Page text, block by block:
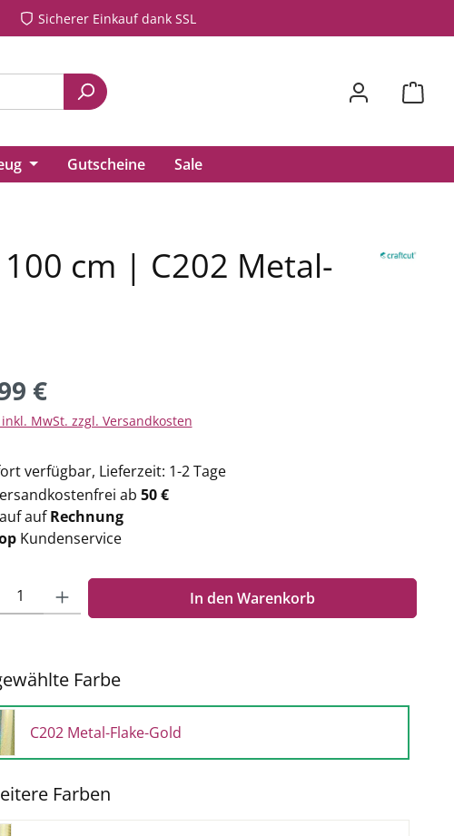
Sicherer Einkauf dank SSL
Gutscheine Sale
cm | C202 Metal-
€
MwSt. zzgl. Versandkosten
verfügbar, Lieferzeit: 1-2 Tage
ab 50 €
aufRechnung
Kundenservice
Anzahl: Gib den gewünschten Wert ein oder benutze die Schaltflächen um die Anzahl zu
In den Warenkorb
Farbe
C202 Metal-Flake-Gold
Farben